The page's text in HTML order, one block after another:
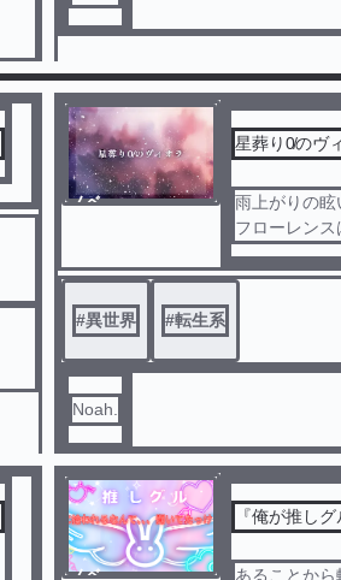
ノベ
星葬り0̸のヴ
雨上がりの眩
フローレンス
女の心は「
彼女には前
い」という峻
#異世界 #転生系
Noah.
ノベ
『俺が推し
あることか